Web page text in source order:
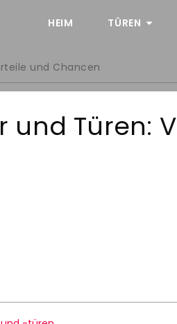
HEIM TÜREN
und Chancen
und Türen: